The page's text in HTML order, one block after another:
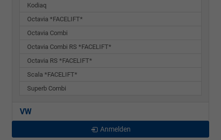
Kodiaq
Octavia *FACELIFT*
Octavia Combi
Octavia Combi RS *FACELIFT*
Octavia RS *FACELIFT*
Scala *FACELIFT*
Superb Combi
VW
Anmelden